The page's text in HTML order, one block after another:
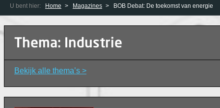
U bent hier: Home Magazines BOB Debat: De toekomst van energie
Thema: Industrie
Bekijk alle thema’s >